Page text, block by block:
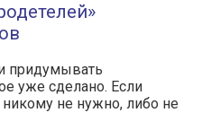
придумывать
уже сделано. Если
не нужно, либо не